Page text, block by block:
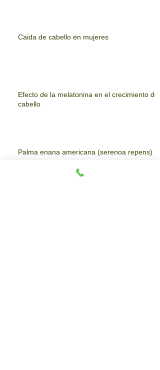
Caida de cabello en mujeres
Efecto de la melatonina en el crecimiento del
cabello
Palma enana americana (serenoa repens)